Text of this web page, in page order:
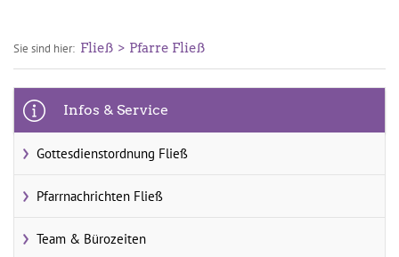
Sie sind hier: Fließ Pfarre Fließ
Infos & Service
Gottesdienstordnung Fließ
Pfarrnachrichten Fließ
Team & Bürozeiten